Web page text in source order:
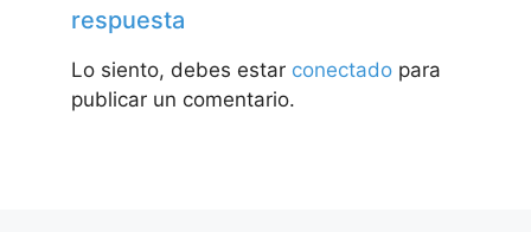
respuesta
Lo siento, debes estar conectado para
publicar un comentario.